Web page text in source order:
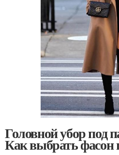
Головной убор под
Как выбрать